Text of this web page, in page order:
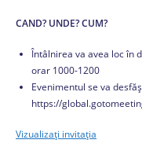
CAND? UNDE? CUM?
Întâlnirea va avea loc în
orar 1000-1200
Evenimentul se va
https://
Vizualizați invitația